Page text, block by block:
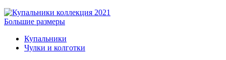
Большие размеры
Купальники
Чулки и колготки